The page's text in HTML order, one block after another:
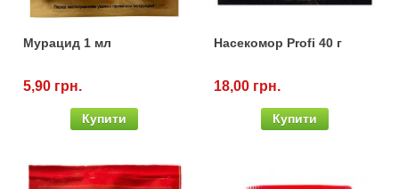
Мурацид 1 мл
5,90 грн.
Купити
Насекомор Profi 40 г
18,00 грн.
Купити